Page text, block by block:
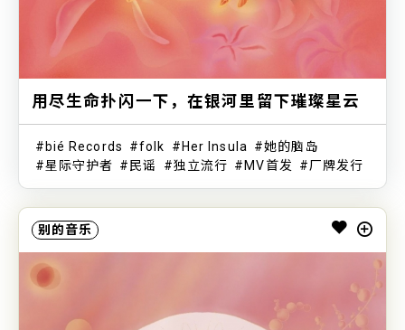
用尽生命扑闪一下，在银河里留下璀璨星云
bié Records folk Her Insula
她的脑岛
星际守护者
民谣 独立流行 MV首发 厂牌发行
别的音乐